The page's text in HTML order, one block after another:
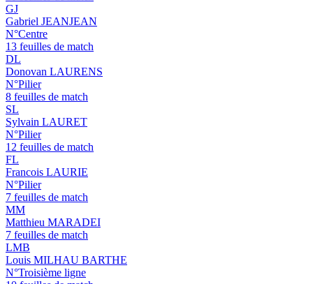
GJ
Gabriel JEANJEAN
N°Centre
13 feuilles de match
DL
Donovan LAURENS
N°Pilier
8 feuilles de match
SL
Sylvain LAURET
N°Pilier
12 feuilles de match
FL
Francois LAURIE
N°Pilier
7 feuilles de match
MM
Matthieu MARADEI
7 feuilles de match
LMB
Louis MILHAU BARTHE
N°Troisième ligne